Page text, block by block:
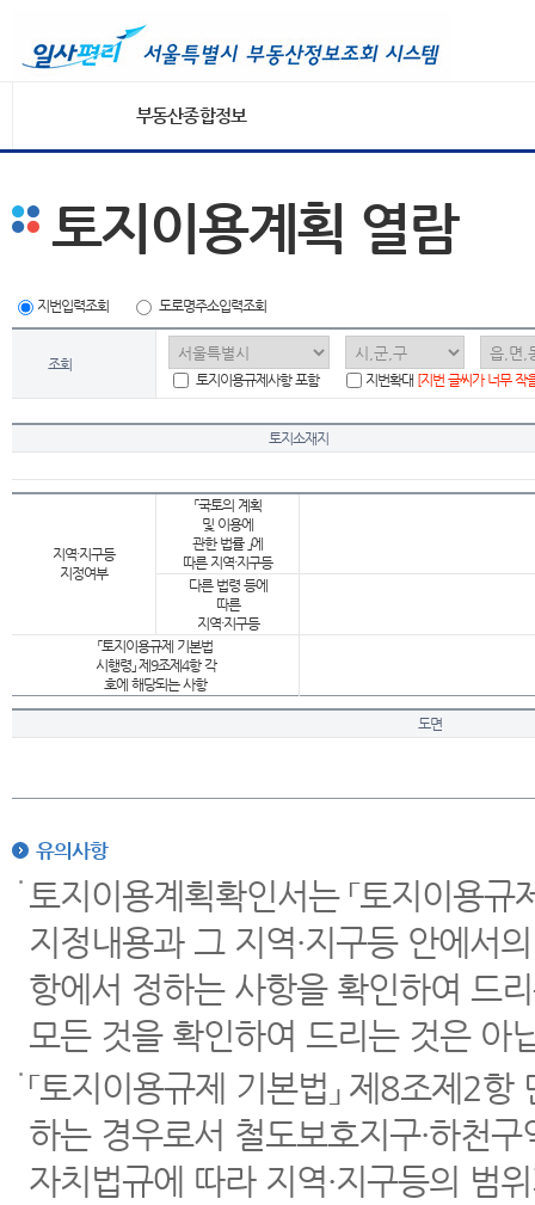
부동산종합정보
토지이용계획 열람
지번입력조회 도로명주소입력조회
조회
토지이용규제사항 포함
지번확대 [지번 글씨가 너무 작
토지소재지
지역·지구등
지정여부
「국토의 계획
및 이용에
관한 법률 」에
따른 지역·지구등
다른 법령 등에
따른
지역·지구등
「토지이용규제 기본법
시행령」 제9조제4항 각
호에 해당되는 사항
도면
유의사항
토지이용계획확인서는 「토지이용
지정내용과 그 지역·지구등 안에서
항에서 정하는 사항을 확인하여 드
모든 것을 확인하여 드리는 것은 아
「토지이용규제 기본법」 제8조제2
하는 경우로서 철도보호지구·하천
자치법규에 따라 지역·지구등의 범